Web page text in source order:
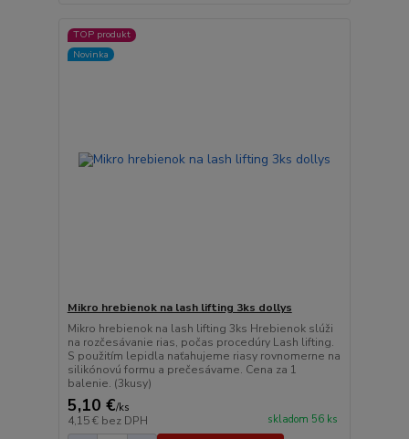
TOP produkt
Novinka
Mikro hrebienok na lash lifting 3ks dollys
Mikro hrebienok na lash lifting 3ks Hrebienok slúži
na rozčesávanie rias, počas procedúry Lash lifting.
S použitím lepidla naťahujeme riasy rovnomerne na
silikónovú formu a prečesávame. Cena za 1
balenie. (3kusy)
5,10 €/ks
4,15 € bez DPH skladom 56 ks